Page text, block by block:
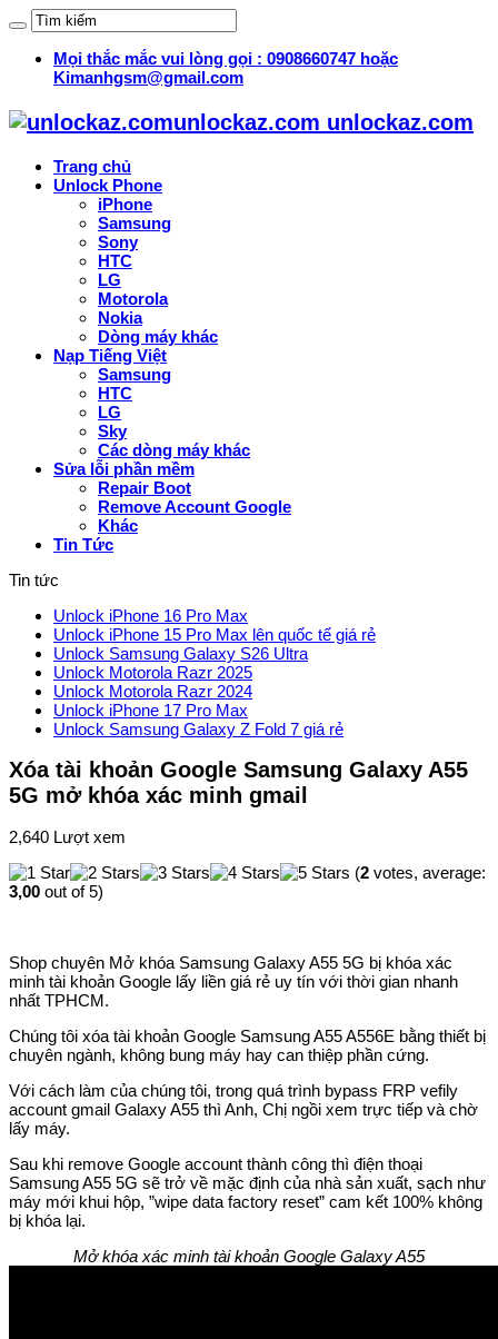
Mọi thắc mắc vui lòng gọi : 0908660747 hoặc
Kimanhgsm@gmail.com
unlockaz.com unlockaz.com
Trang chủ
Unlock Phone
iPhone
Samsung
Sony
HTC
LG
Motorola
Nokia
Dòng máy khác
Nạp Tiếng Việt
Samsung
HTC
LG
Sky
Các dòng máy khác
Sửa lỗi phần mềm
Repair Boot
Remove Account Google
Khác
Tin Tức
Tin tức
Unlock iPhone 16 Pro Max
Unlock iPhone 15 Pro Max lên quốc tế giá rẻ
Unlock Samsung Galaxy S26 Ultra
Unlock Motorola Razr 2025
Unlock Motorola Razr 2024
Unlock iPhone 17 Pro Max
Unlock Samsung Galaxy Z Fold 7 giá rẻ
Xóa tài khoản Google Samsung Galaxy A55
5G mở khóa xác minh gmail
2,640 Lượt xem
(2 votes, average:
3,00 out of 5)
Shop chuyên Mở khóa Samsung Galaxy A55 5G bị khóa xác
minh tài khoản Google lấy liền giá rẻ uy tín với thời gian nhanh
nhất TPHCM.
Chúng tôi xóa tài khoản Google Samsung A55 A556E bằng thiết bị
chuyên ngành, không bung máy hay can thiệp phần cứng.
Với cách làm của chúng tôi, trong quá trình bypass FRP vefily
account gmail Galaxy A55 thì Anh, Chị ngồi xem trực tiếp và chờ
lấy máy.
Sau khi remove Google account thành công thì điện thoại
Samsung A55 5G sẽ trở về mặc định của nhà sản xuất, sạch như
máy mới khui hộp, ”wipe data factory reset” cam kết 100% không
bị khóa lại.
Mở khóa xác minh tài khoản Google Galaxy A55